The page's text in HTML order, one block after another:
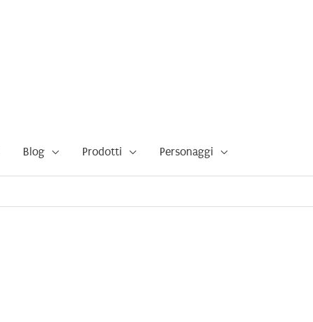
Blog Prodotti Personaggi